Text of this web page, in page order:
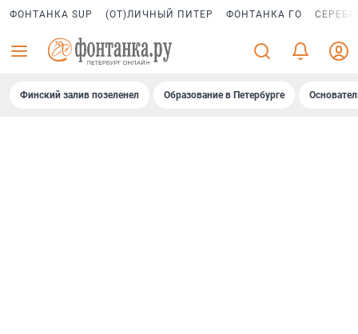
ФОНТАНКА SUP (ОТ)ЛИЧНЫЙ ПИТЕР ФОНТАНКА ГО
Финский залив позеленел Образование в Петербурге